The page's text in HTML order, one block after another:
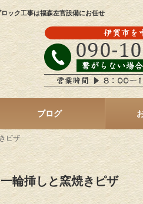
ック工事は福森左官設備にお任せ
ブログ
ピザ
輪挿しと窯焼きピザ